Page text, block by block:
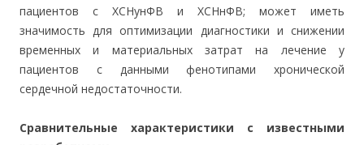
пациентов с ХСНунФВ и ХСНнФВ; может иметь
значимость для оптимизации диагностики и снижении
временных и материальных затрат на лечение у
пациентов с данными фенотипами хронической
сердечной недостаточности.
Сравнительные характеристики с известными